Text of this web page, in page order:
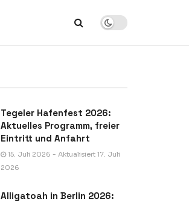
Tegeler Hafenfest 2026:
Aktuelles Programm, freier
Eintritt und Anfahrt
15. Juli 2026 - Aktualisiert 17. Juli
2026
Alligatoah in Berlin 2026: